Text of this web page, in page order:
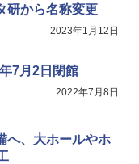
研から名称変更
2023年1月12日
7月2日閉館
2022年7月8日
へ、大ホールやホ